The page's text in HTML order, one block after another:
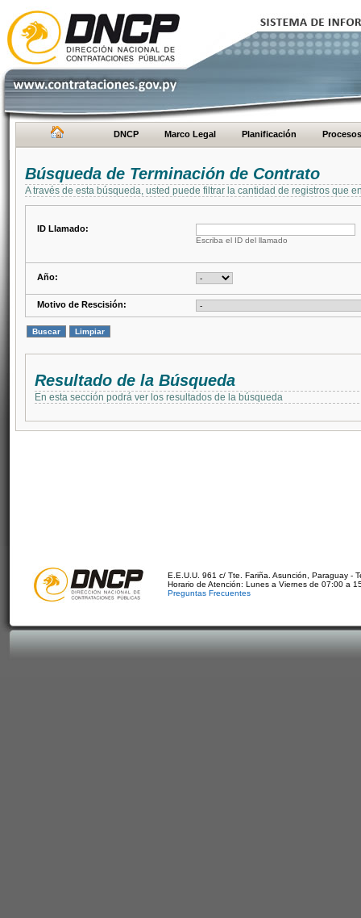
DNCP Marco Legal Planificación Procesos
Búsqueda de Terminación de Contrato
A través de esta búsqueda, usted puede filtrar la cantidad de registros que
ID Llamado:
Escriba el ID del llamado
Año:
Motivo de Rescisión:
Resultado de la Búsqueda
En esta sección podrá ver los resultados de la búsqueda
E.E.U.U. 961 c/ Tte. Fariña. Asunción, Paraguay -
Horario de Atención: Lunes a Viernes de 07:00 a
Preguntas Frecuentes